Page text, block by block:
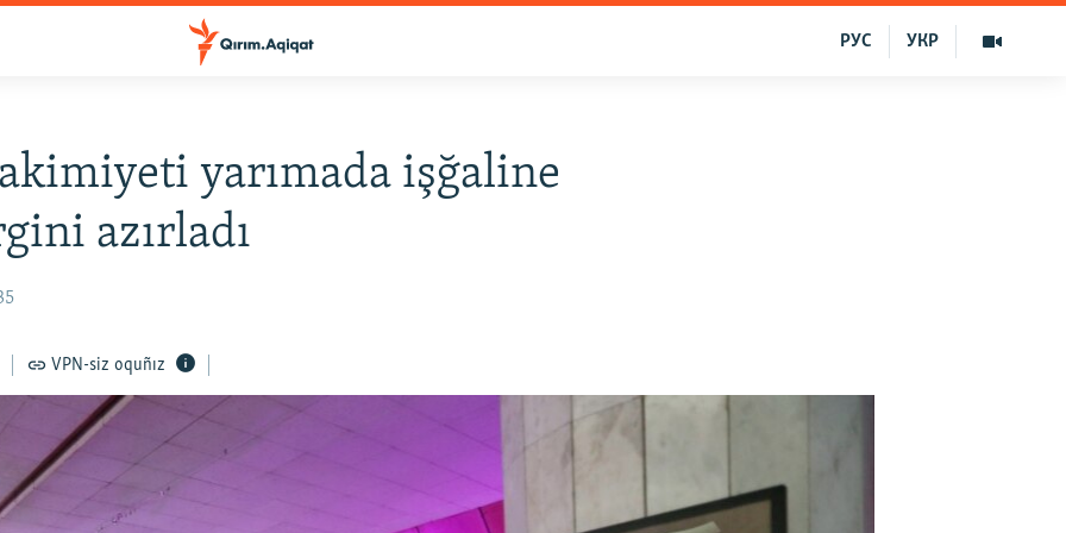
УКР
РУС
akimiyeti yarımada işğaline
azırladı
VPN-siz oquñız